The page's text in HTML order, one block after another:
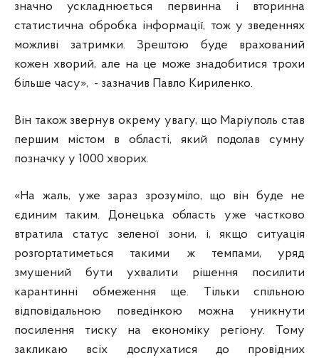
значно ускладнюється первинна і вторинна
статистична обробка інформації, тож у зведеннях
можливі затримки. Зрештою буде врахований
кожен хворий, але на це може знадобитися трохи
більше часу», - зазначив Павло Кириленко.
Він також звернув окрему увагу, що Маріуполь став
першим містом в області, який подолав сумну
позначку у 1000 хворих.
«На жаль, уже зараз зрозуміло, що він буде не
єдиним таким. Донецька область уже частково
втратила статус зеленої зони, і, якщо ситуація
розгортатиметься такими ж темпами, уряд
змушений бути ухвалити рішення посилити
карантинні обмеження ще. Тільки спільною
відповідальною поведінкою можна уникнути
посилення тиску на економіку регіону. Тому
закликаю всіх дослухатися до провідних